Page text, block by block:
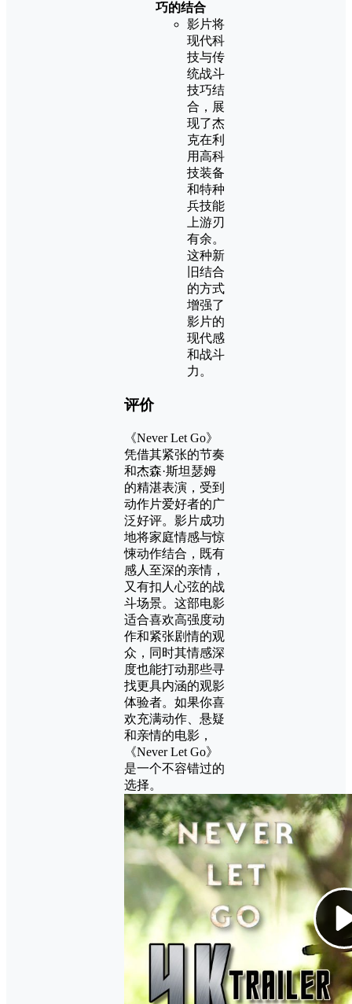
巧的结合
影片将
现代科
技与传
统战斗
技巧结
合，展
现了杰
克在利
用高科
技装备
和特种
兵技能
上游刃
有余。
这种新
旧结合
的方式
增强了
影片的
现代感
和战斗
力。
评价
《Never Let Go》
凭借其紧张的节奏
和杰森·斯坦瑟姆
的精湛表演，受到
动作片爱好者的广
泛好评。影片成功
地将家庭情感与惊
悚动作结合，既有
感人至深的亲情，
又有扣人心弦的战
斗场景。这部电影
适合喜欢高强度动
作和紧张剧情的观
众，同时其情感深
度也能打动那些寻
找更具内涵的观影
体验者。如果你喜
欢充满动作、悬疑
和亲情的电影，
《Never Let Go》
是一个不容错过的
选择。